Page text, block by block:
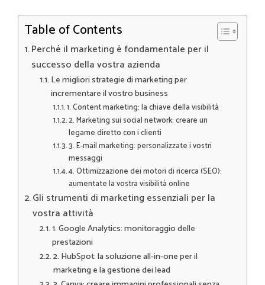
Table of Contents
Perché il marketing è fondamentale per il
successo della vostra azienda
Le migliori strategie di marketing per
incrementare il vostro business
1. Content marketing: la chiave della visibilità
2. Marketing sui social network: creare un
legame diretto con i clienti
3. E-mail marketing: personalizzate i vostri
messaggi
4. Ottimizzazione dei motori di ricerca (SEO):
aumentate la vostra visibilità online
Gli strumenti di marketing essenziali per la
vostra attività
1. Google Analytics: monitoraggio delle
prestazioni
2. HubSpot: la soluzione all-in-one per il
marketing e la gestione dei lead